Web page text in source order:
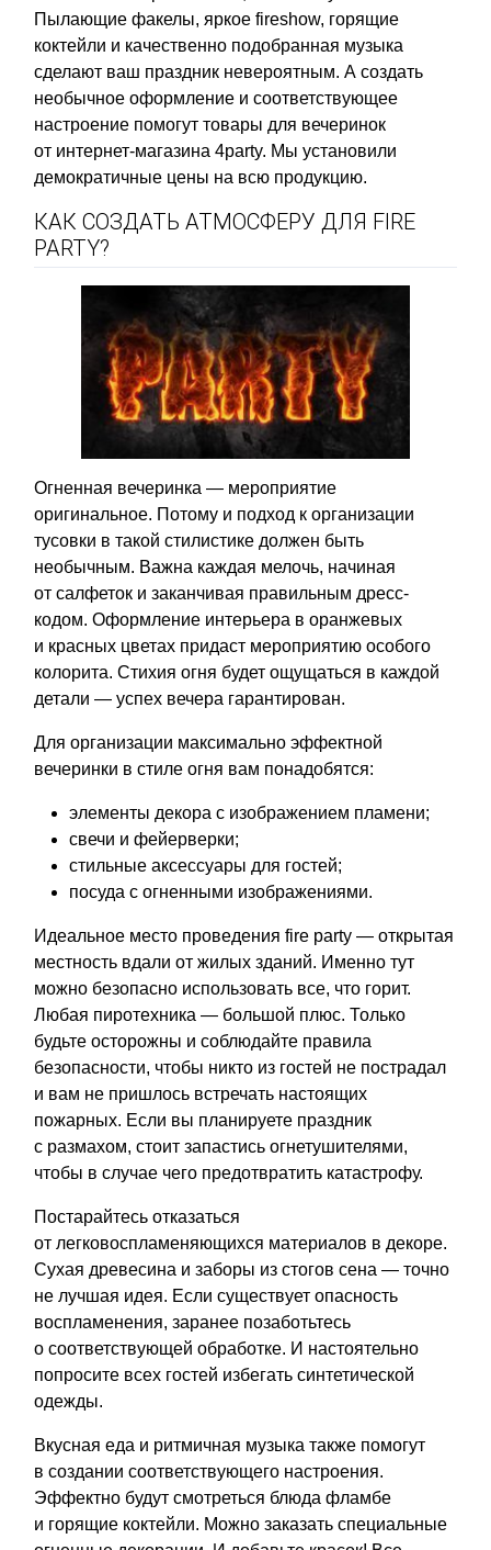
Пылающие факелы, яркое fireshow, горящие
коктейли и качественно подобранная музыка
сделают ваш праздник невероятным. А создать
необычное оформление и соответствующее
настроение помогут товары для вечеринок
от интернет-магазина 4party. Мы установили
демократичные цены на всю продукцию.
КАК СОЗДАТЬ АТМОСФЕРУ ДЛЯ FIRE
PARTY?
Огненная вечеринка — мероприятие
оригинальное. Потому и подход к организации
тусовки в такой стилистике должен быть
необычным. Важна каждая мелочь, начиная
от салфеток и заканчивая правильным дресс-
кодом. Оформление интерьера в оранжевых
и красных цветах придаст мероприятию особого
колорита. Стихия огня будет ощущаться в каждой
детали — успех вечера гарантирован.
Для организации максимально эффектной
вечеринки в стиле огня вам понадобятся:
элементы декора с изображением пламени;
свечи и фейерверки;
стильные аксессуары для гостей;
посуда с огненными изображениями.
Идеальное место проведения fire party — открытая
местность вдали от жилых зданий. Именно тут
можно безопасно использовать все, что горит.
Любая пиротехника — большой плюс. Только
будьте осторожны и соблюдайте правила
безопасности, чтобы никто из гостей не пострадал
и вам не пришлось встречать настоящих
пожарных. Если вы планируете праздник
с размахом, стоит запастись огнетушителями,
чтобы в случае чего предотвратить катастрофу.
Постарайтесь отказаться
от легковоспламеняющихся материалов в декоре.
Сухая древесина и заборы из стогов сена — точно
не лучшая идея. Если существует опасность
воспламенения, заранее позаботьтесь
о соответствующей обработке. И настоятельно
попросите всех гостей избегать синтетической
одежды.
Вкусная еда и ритмичная музыка также помогут
в создании соответствующего настроения.
Эффектно будут смотреться блюда фламбе
и горящие коктейли. Можно заказать специальные